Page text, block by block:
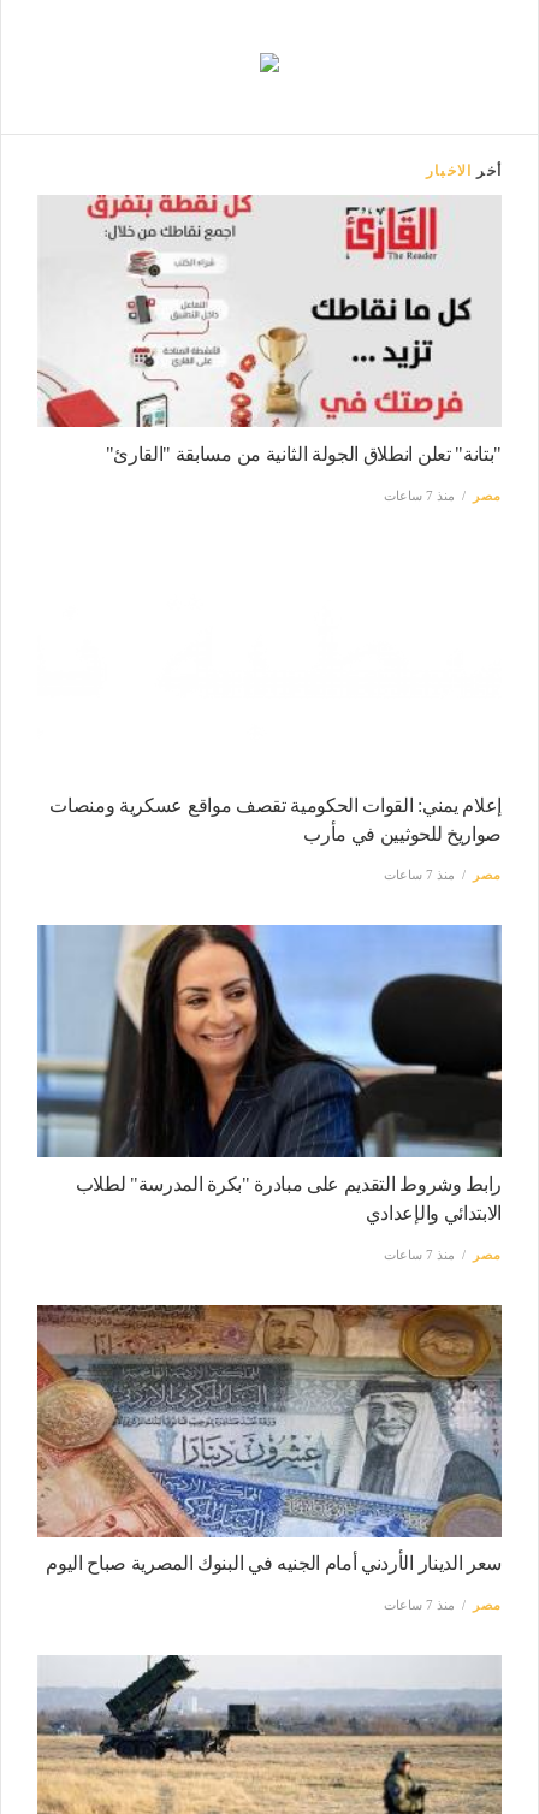
أخر الاخبار
"بتانة" تعلن انطلاق الجولة الثانية من مسابقة "القارئ"
مصر منذ 7 ساعات
إعلام يمني: القوات الحكومية تقصف مواقع عسكرية ومنصات
صواريخ للحوثيين في مأرب
مصر منذ 7 ساعات
رابط وشروط التقديم على مبادرة "بكرة المدرسة" لطلاب
الابتدائي والإعدادي
مصر منذ 7 ساعات
سعر الدينار الأردني أمام الجنيه في البنوك المصرية صباح اليوم
مصر منذ 7 ساعات